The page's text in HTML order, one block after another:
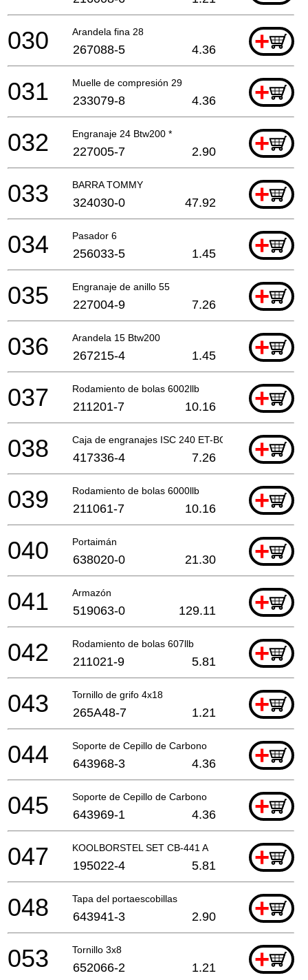
Arandela fina 28 +
030 267088-5 4.36
Muelle de compresión 29 +
031 233079-8 4.36
Engranaje 24 Btw200 * +
032 227005-7 2.90
BARRA TOMMY +
033 324030-0 47.92
Pasador 6 +
034 256033-5 1.45
Engranaje de anillo 55 +
035 227004-9 7.26
Arandela 15 Btw200 +
036 267215-4 1.45
Rodamiento de bolas 6002llb +
037 211201-7 10.16
Caja de engranajes ISC 240 ET-BG +
038 417336-4 7.26
Rodamiento de bolas 6000llb +
039 211061-7 10.16
Portaimán +
040 638020-0 21.30
Armazón +
041 519063-0 129.11
Rodamiento de bolas 607llb +
042 211021-9 5.81
Tornillo de grifo 4x18 +
043 265A48-7 1.21
Soporte de Cepillo de Carbono +
044 643968-3 4.36
Soporte de Cepillo de Carbono +
045 643969-1 4.36
KOOLBORSTEL SET CB-441 A +
047 195022-4 5.81
Tapa del portaescobillas +
048 643941-3 2.90
Tornillo 3x8 +
053 652066-2 1.21